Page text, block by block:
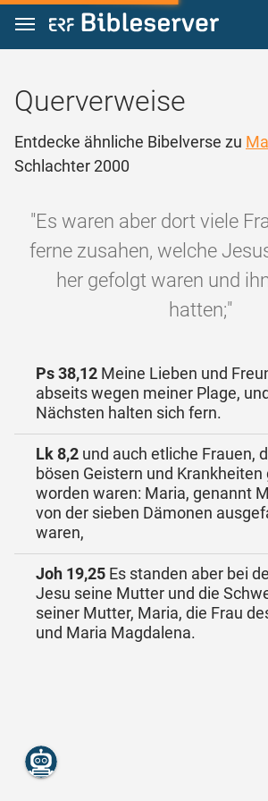
Zum Inhalt springen
Querverweise
Entdecke ähnliche Bibelverse zu
Schlachter 2000
"Es waren aber dort viele
ferne zusahen, welche
her gefolgt waren und
hatten;"
Ps 38,12 Meine Lieben und
abseits wegen meiner Plage,
Nächsten halten sich fern.
Lk 8,2 und auch etliche Frauen,
bösen Geistern und Krankheiten
worden waren: Maria, genannt
von der sieben Dämonen
waren,
Joh 19,25 Es standen aber bei
Jesu seine Mutter und die
seiner Mutter, Maria, die Frau
und Maria Magdalena.